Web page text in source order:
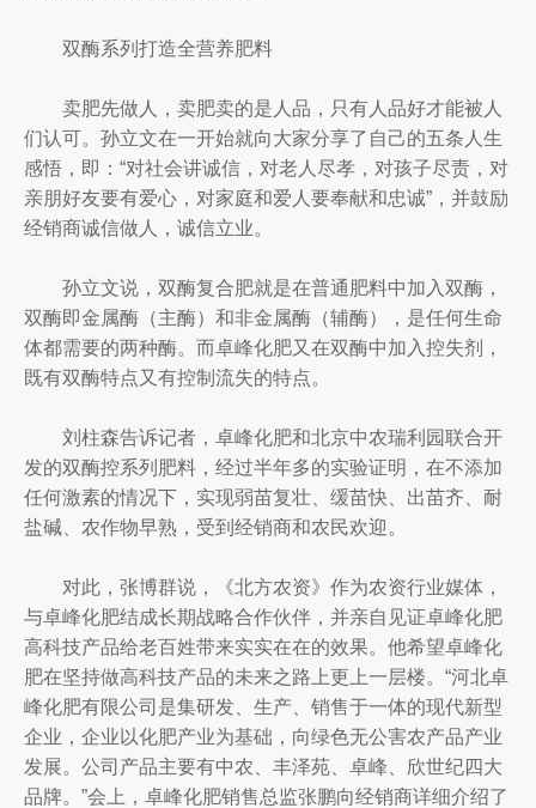
双酶系列打造全营养肥料
卖肥先做人，卖肥卖的是人品，只有人品好才能被人
们认可。孙立文在一开始就向大家分享了自己的五条人生
感悟，即：“对社会讲诚信，对老人尽孝，对孩子尽责，对
亲朋好友要有爱心，对家庭和爱人要奉献和忠诚”，并鼓励
经销商诚信做人，诚信立业。
孙立文说，双酶复合肥就是在普通肥料中加入双酶，
双酶即金属酶（主酶）和非金属酶（辅酶），是任何生命
体都需要的两种酶。而卓峰化肥又在双酶中加入控失剂，
既有双酶特点又有控制流失的特点。
刘柱森告诉记者，卓峰化肥和北京中农瑞利园联合开
发的双酶控系列肥料，经过半年多的实验证明，在不添加
任何激素的情况下，实现弱苗复壮、缓苗快、出苗齐、耐
盐碱、农作物早熟，受到经销商和农民欢迎。
对此，张博群说，《北方农资》作为农资行业媒体，
与卓峰化肥结成长期战略合作伙伴，并亲自见证卓峰化肥
高科技产品给老百姓带来实实在在的效果。他希望卓峰化
肥在坚持做高科技产品的未来之路上更上一层楼。“河北卓
峰化肥有限公司是集研发、生产、销售于一体的现代新型
企业，企业以化肥产业为基础，向绿色无公害农产品产业
发展。公司产品主要有中农、丰泽苑、卓峰、欣世纪四大
品牌。”会上，卓峰化肥销售总监张鹏向经销商详细介绍了